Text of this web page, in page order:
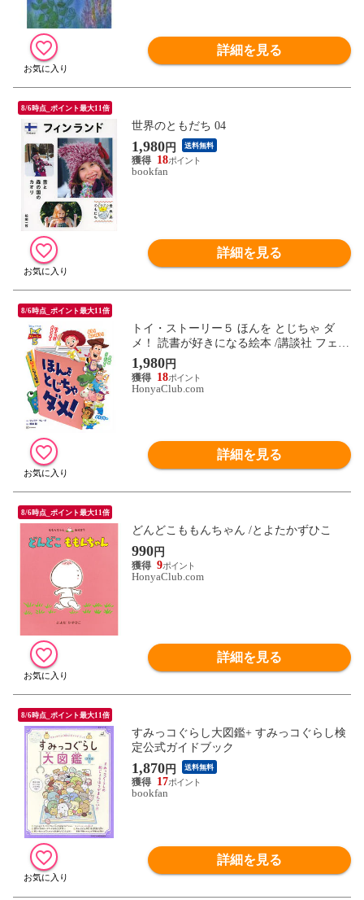
詳細を見る
8/6時点_ポイント最大11倍
世界のともだち 04
1,980円 送料無料
18
bookfan
詳細を見る
8/6時点_ポイント最大11倍
トイ・ストーリー５ ほんを とじちゃ ダ
メ！ 読書が好きになる絵本 /講談社 フェイ
ア・クレード 橋本聡
1,980円
18
HonyaClub.com
詳細を見る
8/6時点_ポイント最大11倍
どんどこももんちゃん /とよたかずひこ
990円
9
HonyaClub.com
詳細を見る
8/6時点_ポイント最大11倍
すみっコぐらし大図鑑+ すみっコぐらし検
定公式ガイドブック
1,870円 送料無料
17
bookfan
詳細を見る